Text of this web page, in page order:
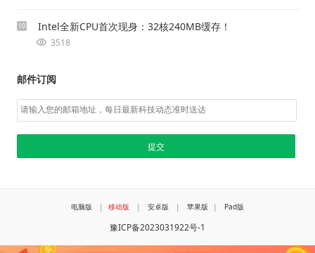
10 Intel全新CPU首次现身：32核240MB缓存！
3518
邮件订阅
电脑版 | 移动版 | 安卓版 | 苹果版 | Pad版
豫ICP备2023031922号-1